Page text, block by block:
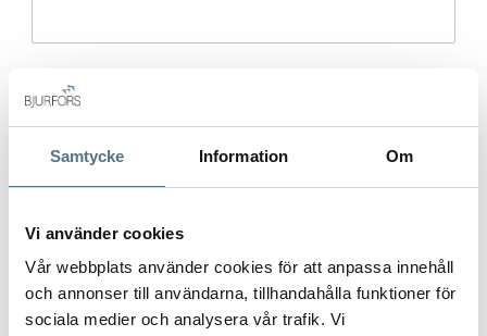
Samtycke Information Om
Vi använder cookies
Vår webbplats använder cookies för att anpassa innehåll
och annonser till användarna, tillhandahålla funktioner för
sociala medier och analysera vår trafik. Vi